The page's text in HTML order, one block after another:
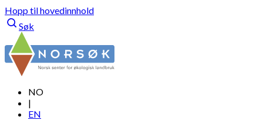
Hopp til hovedinnhold
Søk
NO
|
EN